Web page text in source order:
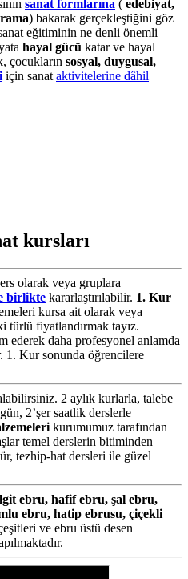
sanat formlarına ( edebiyat,
) bakarak gerçekleştiğini göz
eğitiminin ne denli önemli
hayal gücü katar ve hayal
çocukların sosyal, duygusal,
için sanat aktivitelerine dâhil
kursları
olarak veya gruplara
birlikte kararlaştırılabilir. 1. Kur
kursa ait olarak veya
türlü fiyatlandırmak tayız.
ederek daha profesyonel anlamda
1. Kur sonunda öğrencilere
2 aylık kurlarla, talebe
2’şer saatlik derslerle
kurumumuz tarafından
temel derslerin bitiminden
tezhip-hat dersleri ile güzel
ebru, hafif ebru, şal ebru,
ebru, hatip ebrusu, çiçekli
ve ebru üstü desen